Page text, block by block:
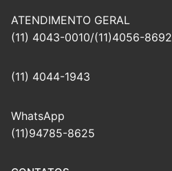
ATENDIMENTO GERAL
(11) 4043-0010/(11)4056-8692
(11) 4044-1943
WhatsApp
(11)94785-8625